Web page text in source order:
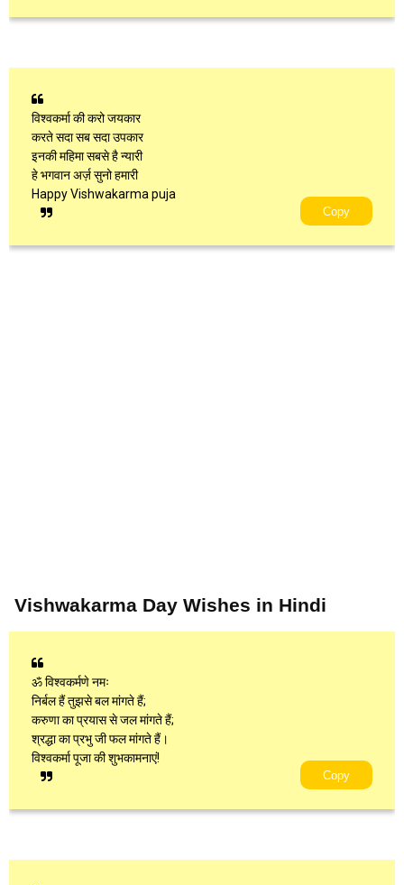
विश्वकर्मा की करो जयकार
करते सदा सब सदा उपकार
इनकी महिमा सबसे है न्यारी
हे भगवान अर्ज़ सुनो हमारी
Happy Vishwakarma puja
Copy
Vishwakarma Day Wishes in Hindi
ॐ विश्वकर्मणे नमः
निर्बल हैं तुझसे बल मांगते हैं;
करुणा का प्रयास से जल मांगते हैं;
श्रद्धा का प्रभु जी फल मांगते हैं।
विश्वकर्मा पूजा की शुभकामनाएं!
Copy